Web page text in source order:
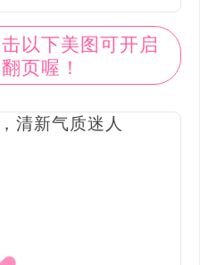
以下美图可开启
页喔！